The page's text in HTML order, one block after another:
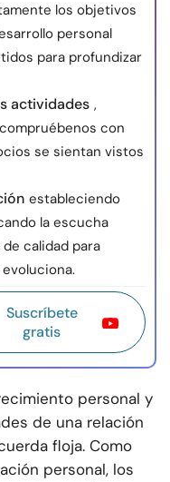
los objetivos
personal
para profundizar
actividades ,
con
se sientan vistos
estableciendo
la escucha
calidad para
Suscríbete
gratis
personal y
de una relación
floja. Como
personal, los